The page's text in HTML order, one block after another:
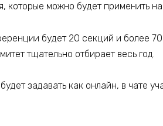
которые можно будет применить
будет 20 секций и более 70
тщательно отбирает весь год.
задавать как онлайн, в чате